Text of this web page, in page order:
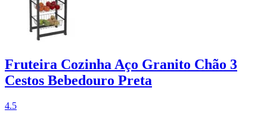
Fruteira Cozinha Aço Granito Chão 3
Cestos Bebedouro Preta
4.5